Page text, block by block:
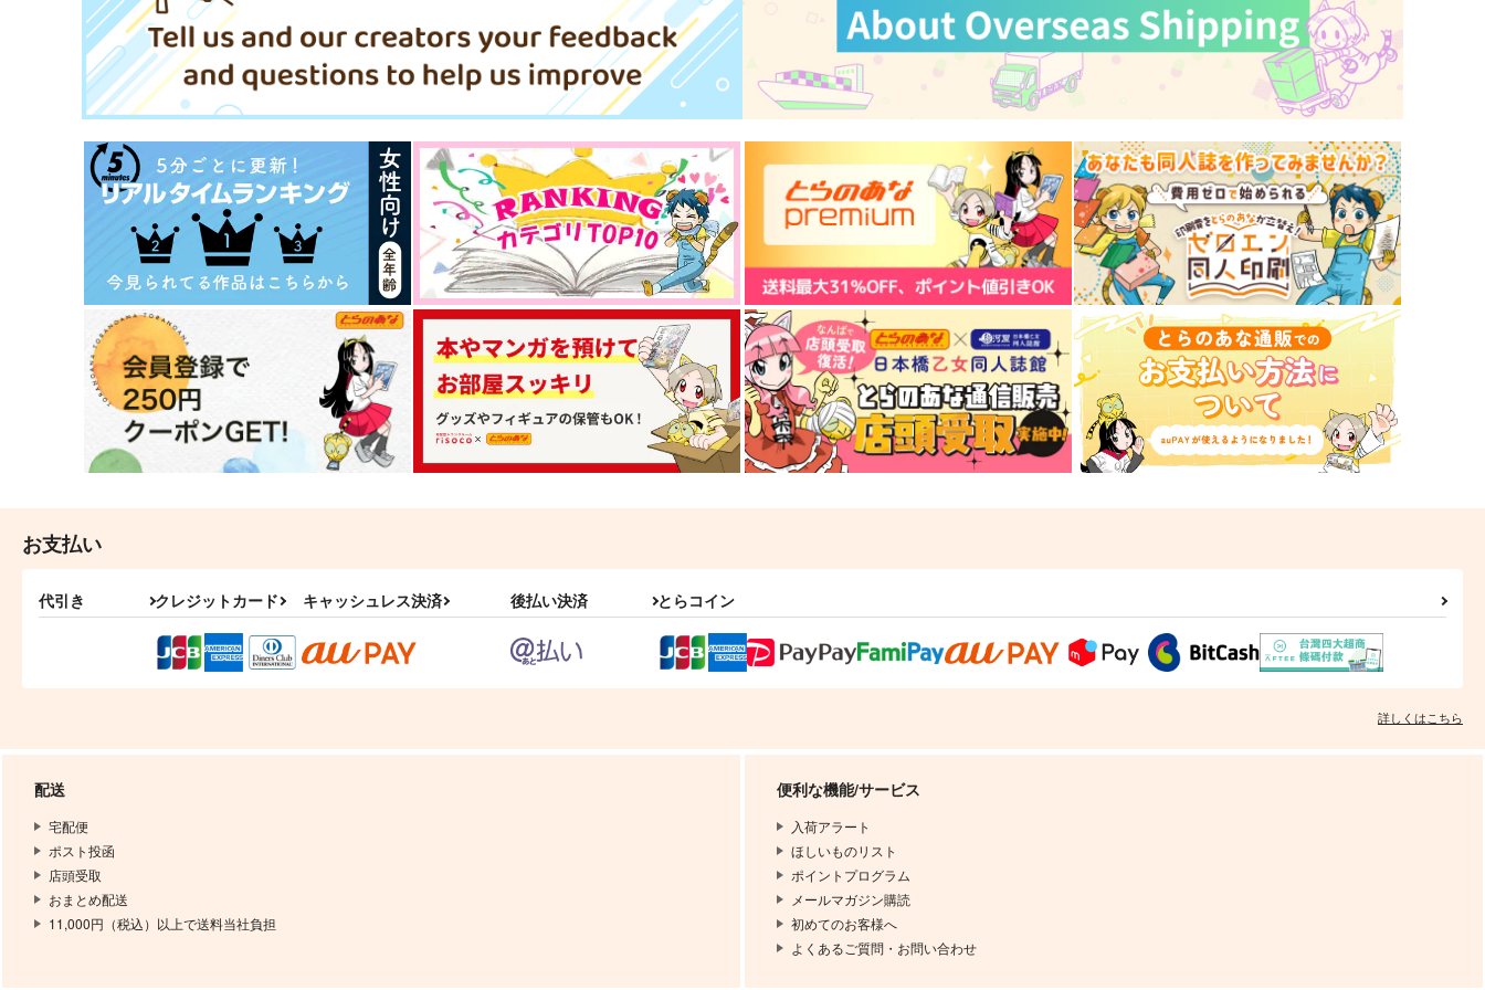
お支払い
代引き クレジットカード キャッシュレス決済 後払い決済 とらコイン
詳しくはこちら
配送
宅配便
ポスト投函
店頭受取
おまとめ配送
11,000円（税込）以上で送料当社負担
便利な機能/サービス
入荷アラート
ほしいものリスト
ポイントプログラム
メールマガジン購読
初めてのお客様へ
よくあるご質問・お問い合わせ